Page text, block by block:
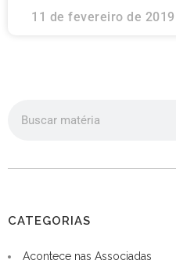
11 de fevereiro de 2019
CATEGORIAS
Acontece nas Associadas